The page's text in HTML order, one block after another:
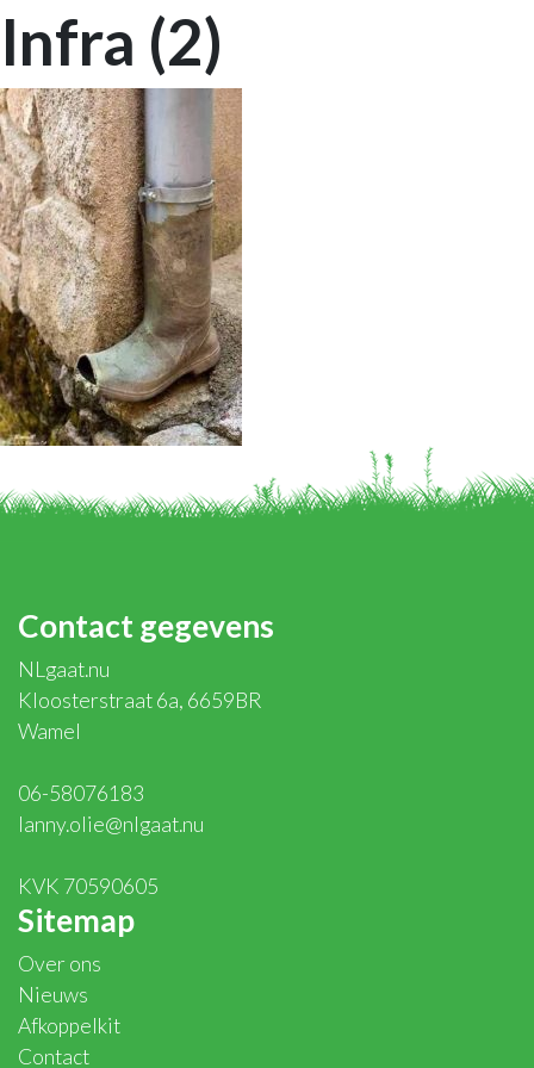
Infra (2)
Contact gegevens
NLgaat.nu
Kloosterstraat 6a, 6659BR
Wamel
06-58076183
lanny.olie@nlgaat.nu
KVK 70590605
Sitemap
Over ons
Nieuws
Afkoppelkit
Contact